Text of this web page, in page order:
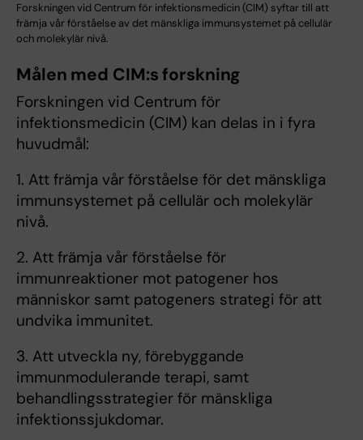
Forskningen vid Centrum för infektionsmedicin (CIM) syftar till att
främja vår förståelse av det mänskliga immunsystemet på cellulär
och molekylär nivå.
Målen med CIM:s forskning
Forskningen vid Centrum för
infektionsmedicin (CIM) kan delas in i fyra
huvudmål:
1. Att främja vår förståelse för det mänskliga
immunsystemet på cellulär och molekylär
nivå.
2. Att främja vår förståelse för
immunreaktioner mot patogener hos
människor samt patogeners strategi för att
undvika immunitet.
3. Att utveckla ny, förebyggande
immunmodulerande terapi, samt
behandlingsstrategier för mänskliga
infektionssjukdomar.